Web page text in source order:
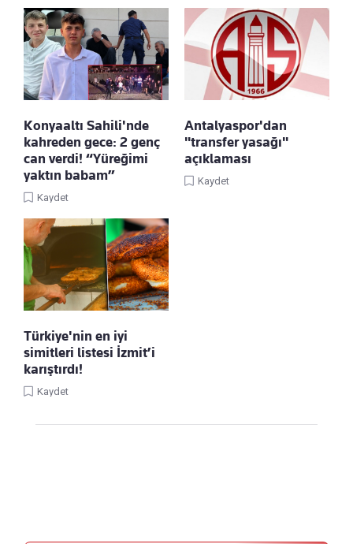
Konyaaltı Sahili'nde
kahreden gece: 2 genç
can verdi! “Yüreğimi
yaktın babam”
Kaydet
Antalyaspor'dan
"transfer yasağı"
açıklaması
Kaydet
Türkiye'nin en iyi
simitleri listesi İzmit’i
karıştırdı!
Kaydet